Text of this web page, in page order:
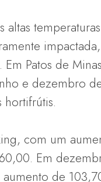
altas
Patos de
e dezembro
com um
Em
de